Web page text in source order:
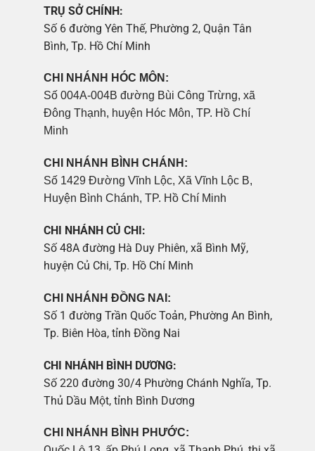
TRỤ SỞ CHÍNH:
Số 6 đường Yên Thế, Phường 2, Quận Tân
Bình, Tp. Hồ Chí Minh
CHI NHÁNH HÓC MÔN:
Số 004A-004B đường Bùi Công Trừng, xã
Đông Thạnh, huyện Hóc Môn, TP. Hồ Chí
Minh
CHI NHÁNH BÌNH CHÁNH:
Số 1429 Đường Vĩnh Lộc, Xã Vĩnh Lộc B,
Huyện Bình Chánh, TP. Hồ Chí Minh
CHI NHÁNH CỦ CHI:
Số 48A đường Hà Duy Phiên, xã Bình Mỹ,
huyện Củ Chi, Tp. Hồ Chí Minh
CHI NHÁNH ĐỒNG NAI:
Số 1 đường Trần Quốc Toản, Phường An Bình,
Tp. Biên Hòa, tỉnh Đồng Nai
CHI NHÁNH BÌNH DƯƠNG:
Số 220 đường 30/4 Phường Chánh Nghĩa, Tp.
Thủ Dầu Một, tỉnh Bình Dương
CHI NHÁNH BÌNH PHƯỚC: